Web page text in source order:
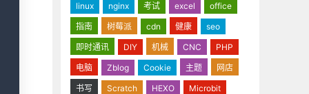
linux
nginx 考试 excel
office
指南
树莓派 cdn 健康
seo
即时通讯
DIY 机械 CNC
PHP
电脑
Zblog Cookie 主题
网店
书写
Scratch HEXO
Microbit